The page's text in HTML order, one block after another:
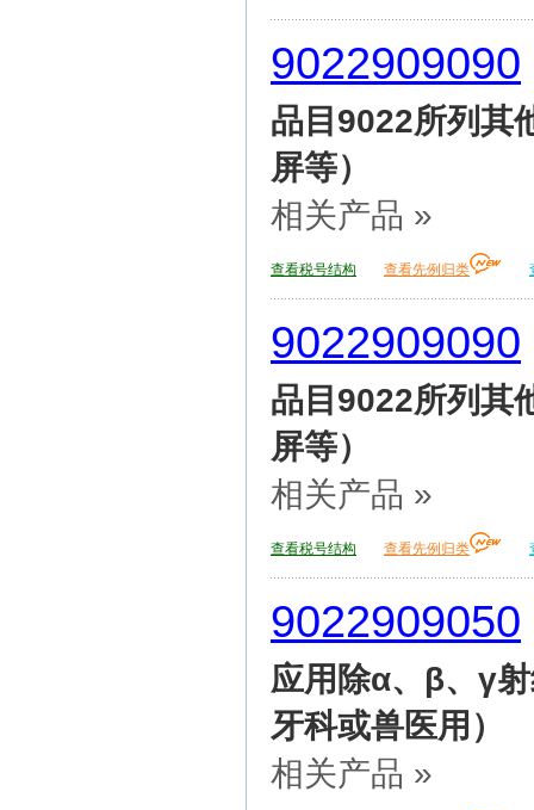
9022909090
品目9022所列其
屏等）
相关产品 »
查看税号结构 查看先例归类
9022909090
品目9022所列其
屏等）
相关产品 »
查看税号结构 查看先例归类
9022909050
应用除α、β、γ
牙科或兽医用）
相关产品 »